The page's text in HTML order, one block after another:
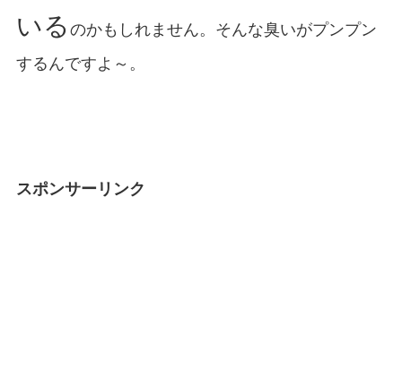
いる のかもしれません。そんな臭いがプンプン
するんですよ～。
スポンサーリンク